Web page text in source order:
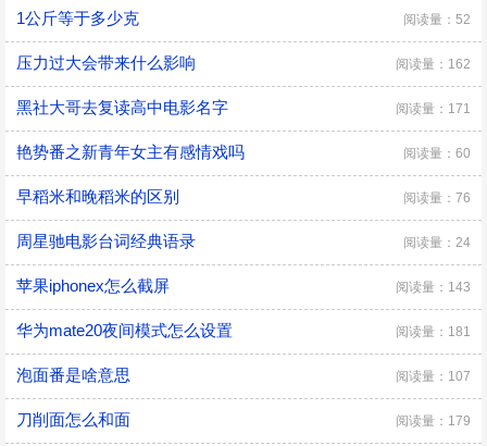
1公斤等于多少克 阅读量：52
压力过大会带来什么影响 阅读量：162
黑社大哥去复读高中电影名字 阅读量：171
艳势番之新青年女主有感情戏吗 阅读量：60
早稻米和晚稻米的区别 阅读量：76
周星驰电影台词经典语录 阅读量：24
苹果iphonex怎么截屏 阅读量：143
华为mate20夜间模式怎么设置 阅读量：181
泡面番是啥意思 阅读量：107
刀削面怎么和面 阅读量：179